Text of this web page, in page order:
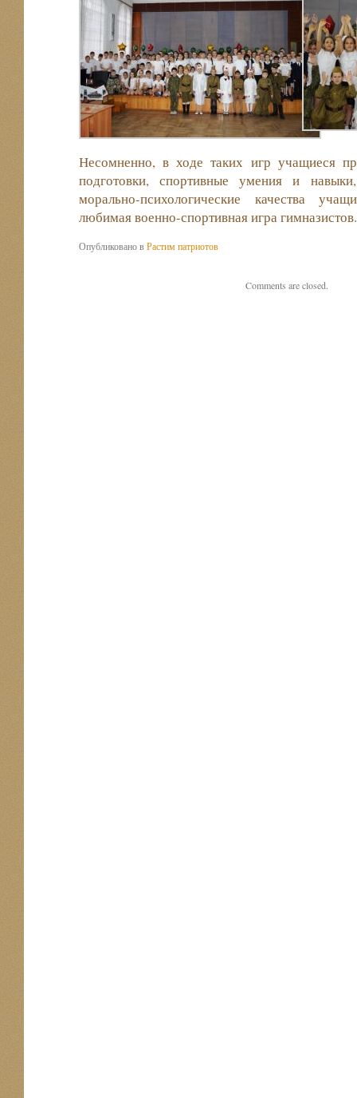
Несомненно, в ходе таких игр учащиеся
подготовки, спортивные умения и
морально-психологические качества
любимая военно-спортивная игра гимназистов.
Опубликовано вРастим патриотов
Comments are closed.